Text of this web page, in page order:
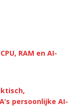
RAM en AI-
persoonlijke AI-